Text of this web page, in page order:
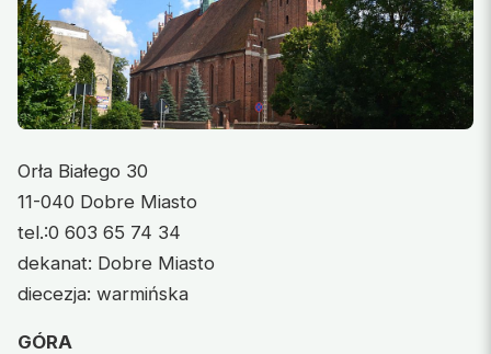
Orła Białego 30
11-040 Dobre Miasto
tel.:0 603 65 74 34
dekanat: Dobre Miasto
diecezja: warmińska
GÓRA